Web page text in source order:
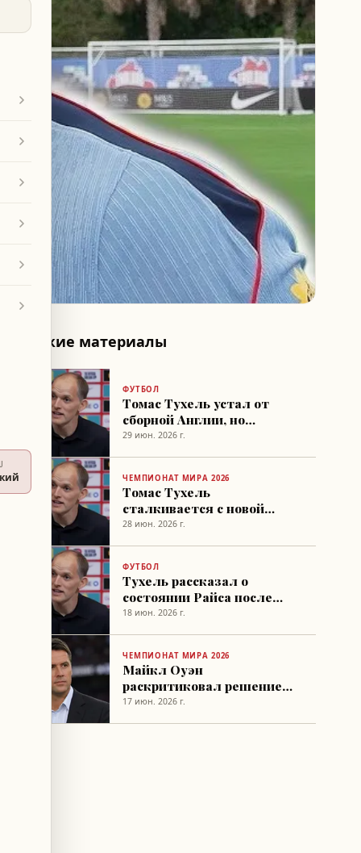
Похожие материалы
ФУТБОЛ
Томас Тухель устал от
сборной Англии, но
ситуация привычна
29 июн. 2026 г.
ЧЕМПИОНАТ МИРА 2026
Томас Тухель
сталкивается с новой
проблемой, связанной с
28 июн. 2026 г.
ФУТБОЛ
Тухель рассказал о
состоянии Райса после
травмы
18 июн. 2026 г.
ЧЕМПИОНАТ МИРА 2026
Майкл Оуэн
раскритиковал решение
Тухеля и дал совет по
17 июн. 2026 г.